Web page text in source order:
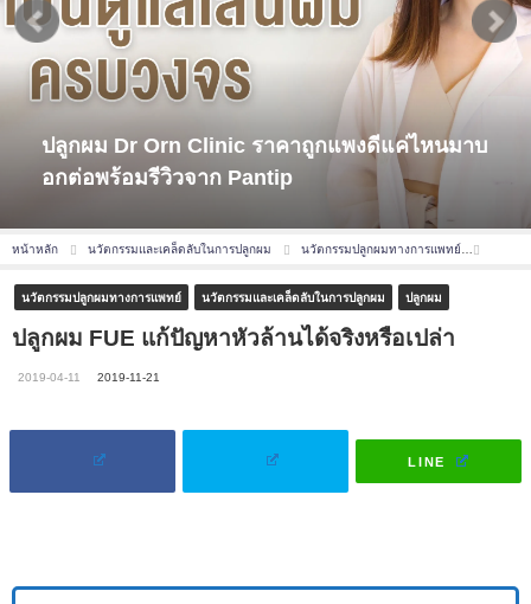
ค่ไหนมาบ
เคล็ดลับเพิ่มเสน่ห์ให้ทรงผม ผมบาง
"วิก" มาเป็นตัวช่วยดูสิ
หน้าหลัก นวัตกรรมและเคล็ดลับในการปลูกผม นวัตกรรมปลูกผมทางการแพทย์
นวัตกรรมปลูกผมทางการแพทย์ นวัตกรรมและเคล็ดลับในการปลูกผม ปลูกผม
ปลูกผม FUE แก้ปัญหาหัวล้านได้จริงหรือเปล่า
2019-04-11 2019-11-21
LINE